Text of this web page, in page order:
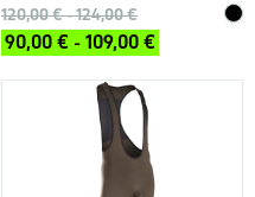
120,00 € - 124,00 €
90,00 € - 109,00 €